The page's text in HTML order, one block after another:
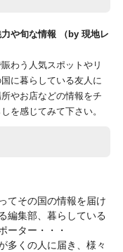
や旬な情報 （by 現地レ
わう人気スポットやリ
に暮らしている友人に
やお店などの情報をチ
を感じてみて下さい。
てその国の情報を届け
編集部、暮らしている
ーター・・・
多くの人に届き、様々